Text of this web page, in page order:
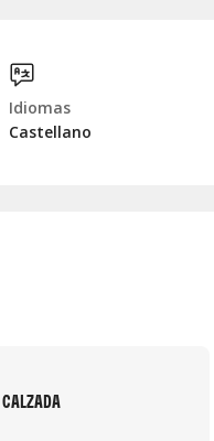
Idiomas
Castellano